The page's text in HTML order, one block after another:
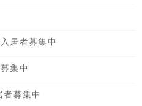
居者募集中
集中
募集中